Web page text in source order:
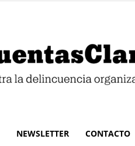
NEWSLETTER CONTACTO